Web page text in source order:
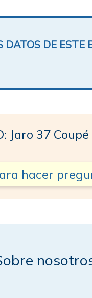
DATOS DE
Jaro 37 Coupé
hacer